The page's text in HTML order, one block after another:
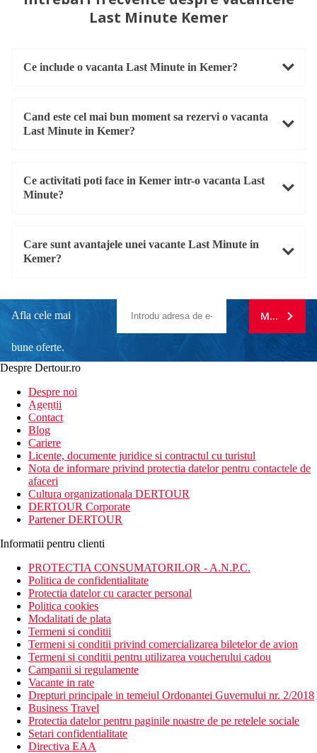
Last Minute Kemer
Ce include o vacanta Last Minute in Kemer?
Cand este cel mai bun moment sa rezervi o vacanta
Last Minute in Kemer?
Ce activitati poti face in Kemer intr-o vacanta Last
Minute?
Care sunt avantajele unei vacante Last Minute in
Kemer?
Afla cele mai
bune oferte.
newsletter!
MA
Despre Dertour.ro
Despre noi
Agentii
Contact
Blog
Cariere
Licente, documente juridice si contractul cu turistul
Nota de informare privind protectia datelor pentru contactele de
afaceri
Cultura organizationala DERTOUR
DERTOUR Corporate
Partener DERTOUR
Informatii pentru clienti
PROTECTIA CONSUMATORILOR - A.N.P.C.
Politica de confidentialitate
Protectia datelor cu caracter personal
Politica cookies
Modalitati de plata
Termeni si conditii
Termeni si conditii privind comercializarea biletelor de avion
Termeni si conditii pentru utilizarea voucherului cadou
Campanii si regulamente
Vacante in rate
Drepturi principale in temeiul Ordonantei Guvernului nr. 2/2018
Business Travel
Protectia datelor pentru paginile noastre de pe retelele sociale
Setari confidentialitate
Directiva EAA